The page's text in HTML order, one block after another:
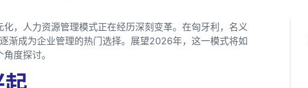
，人力资源管理模式正在经历深刻变革。在匈牙利，名义
渐成为企业管理的热门选择。展望2026年，这一模式将如
度探讨。